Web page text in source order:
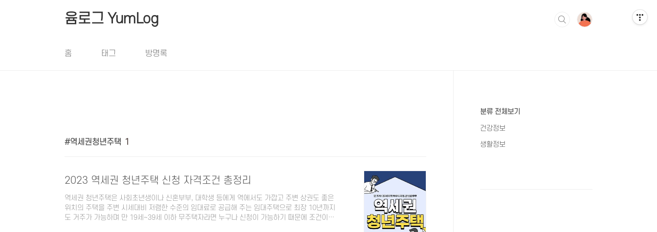
윰로그 YumLog
홈 태그 방명록
역세권청년주택 1
2023 역세권 청년주택 신청 자격조건 총정리
역세권 청년주택은 사회초년생이나 신혼부부, 대학생 등에게 역에서도 가깝고 주변 상권도 좋은
위치의 주택을 주변 시세대비 저렴한 수준의 임대료로 공급해 주는 임대주택으로 최장 10년까지
도 거주가 가능하며 만 19세~39세 이하 무주택자라면 누구나 신청이 가능하기 때문에 조건이
분류 전체보기
건강정보
생활정보